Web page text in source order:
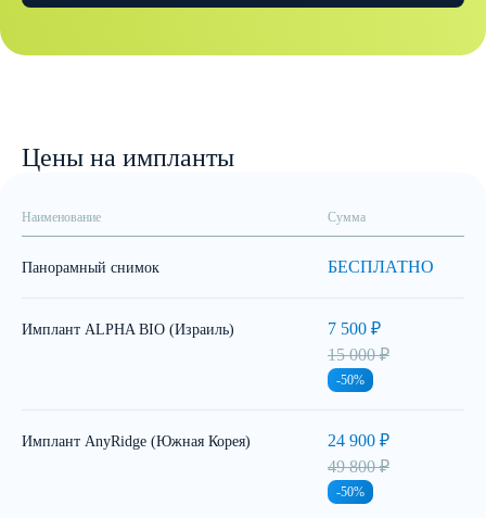
Цены на импланты
Наименование Сумма
Панорамный снимок БЕСПЛАТНО
Имплант ALPHA BIO (Израиль)
7 500 ₽
15 000 ₽
-50%
Имплант AnyRidge (Южная Корея)
24 900 ₽
49 800 ₽
-50%